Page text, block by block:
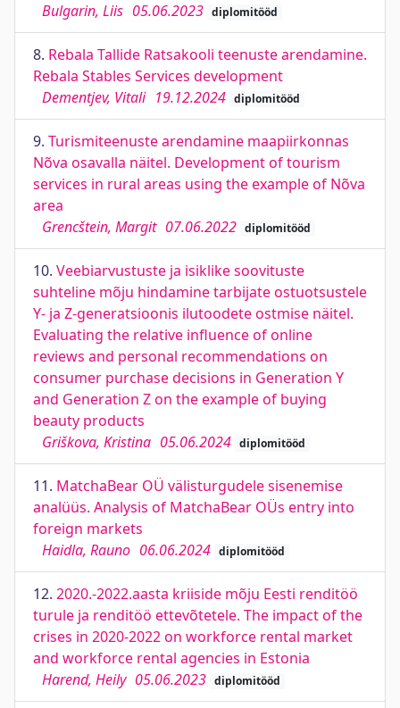
Bulgarin, Liis 05.06.2023 diplomitööd
8. Rebala Tallide Ratsakooli teenuste arendamine.
Rebala Stables Services development
Dementjev, Vitali 19.12.2024 diplomitööd
9. Turismiteenuste arendamine maapiirkonnas
Nõva osavalla näitel. Development of tourism
services in rural areas using the example of Nõva
area
Grencštein, Margit 07.06.2022 diplomitööd
10. Veebiarvustuste ja isiklike soovituste
suhteline mõju hindamine tarbijate ostuotsustele
Y- ja Z-generatsioonis ilutoodete ostmise näitel.
Evaluating the relative influence of online
reviews and personal recommendations on
consumer purchase decisions in Generation Y
and Generation Z on the example of buying
beauty products
Griškova, Kristina 05.06.2024 diplomitööd
11. MatchaBear OÜ välisturgudele sisenemise
analüüs. Analysis of MatchaBear OÜs entry into
foreign markets
Haidla, Rauno 06.06.2024 diplomitööd
12. 2020.-2022.aasta kriiside mõju Eesti renditöö
turule ja renditöö ettevõtetele. The impact of the
crises in 2020-2022 on workforce rental market
and workforce rental agencies in Estonia
Harend, Heily 05.06.2023 diplomitööd